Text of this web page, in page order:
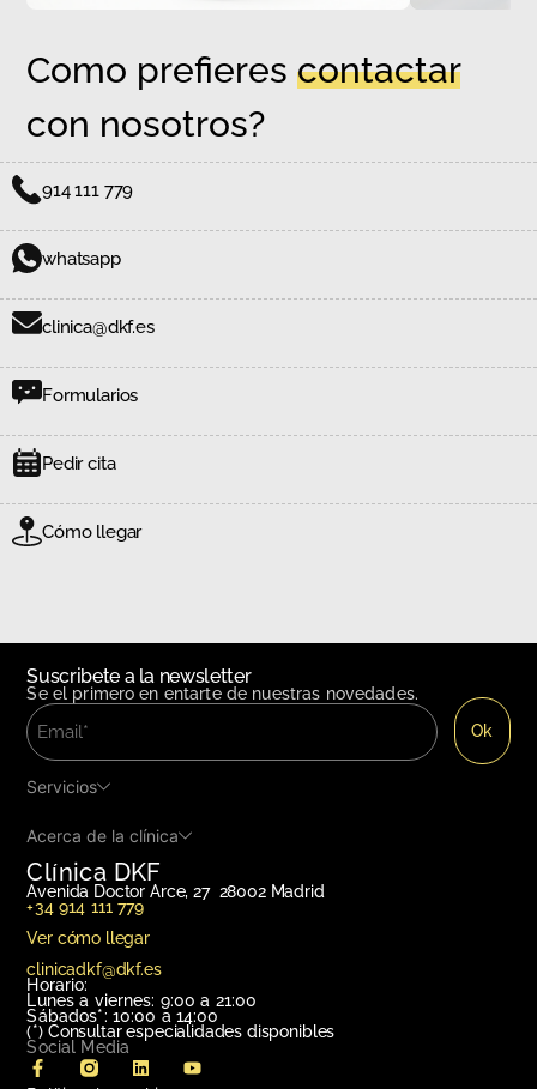
Como prefierescontactar
con nosotros?
914 111 779
whatsapp
clinica@dkf.es
Formularios
Pedir cita
Cómo llegar
Clínica DKF
Avenida Doctor Arce, 27 28002 Madrid
+34 914 111 779
Ver cómo llegar
clinicadkf@dkf.es
Horario:
Lunes a viernes: 9:00 a 21:00
Sábados*: 10:00 a 14:00
(*) Consultar especialidades disponibles
Social Media
Suscribete a la newsletter
Se el primero en entarte de nuestras novedades.
Servicios
Acerca de la clínica